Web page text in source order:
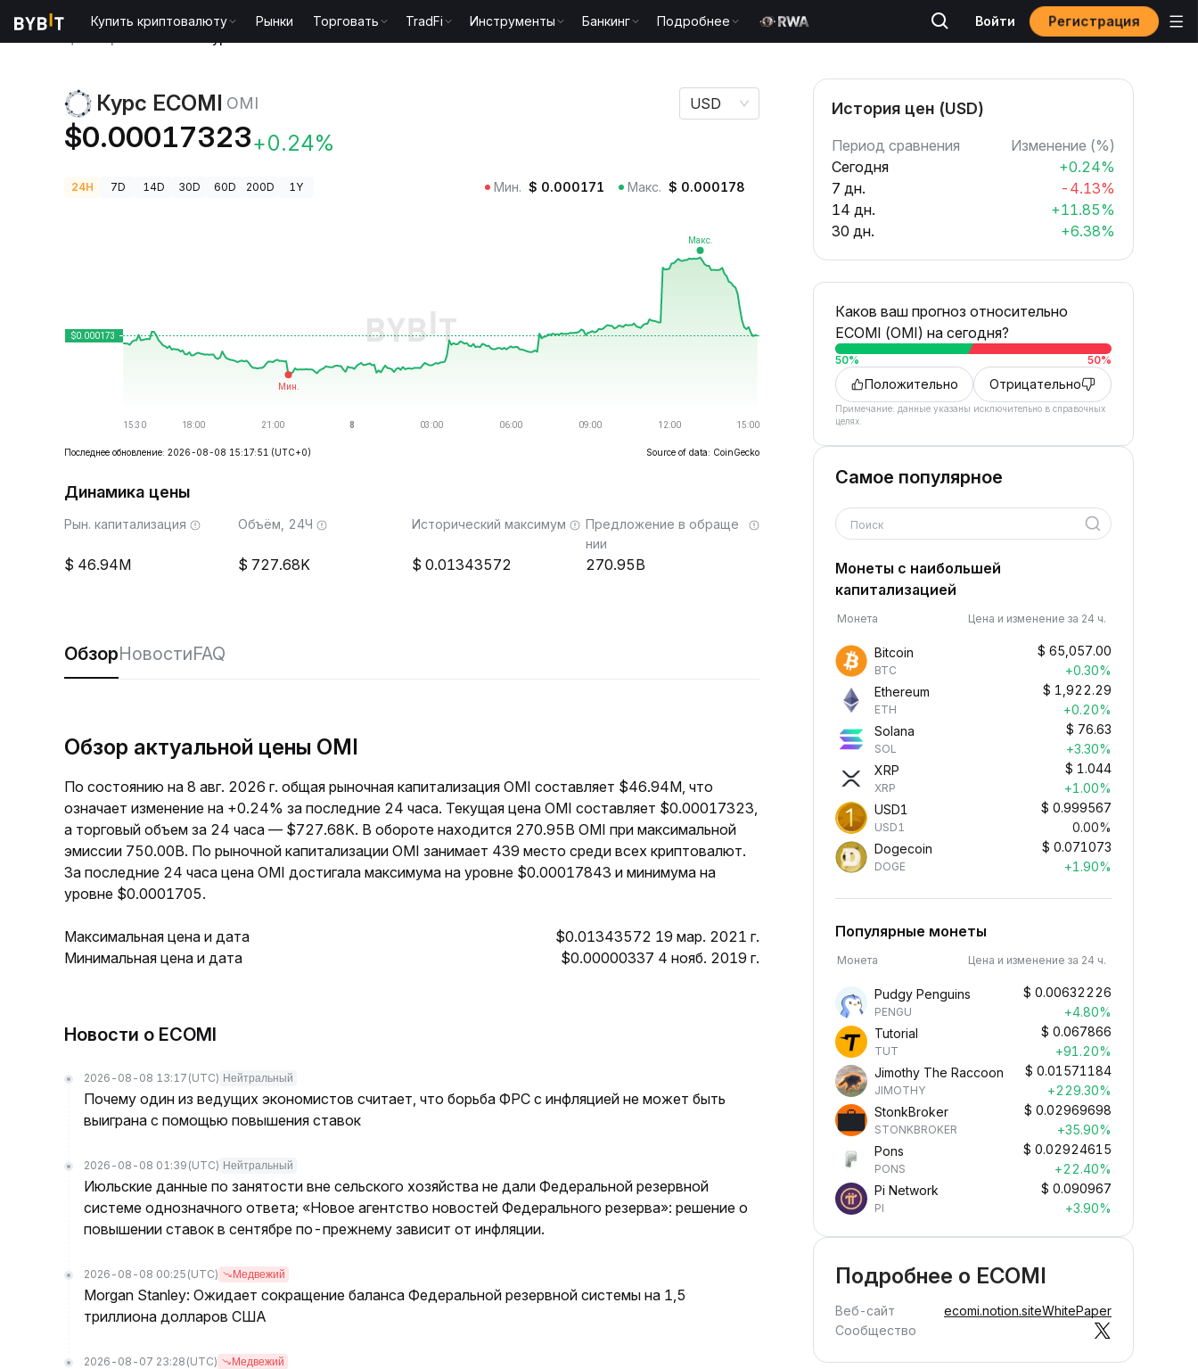
Купить криптовалюту Рынки Торговать TradFi Инструменты Банкинг Подробнее Войти Регистрация
Курс ECOMI OMI
$0.00017323+0.24%
USD
24H 7D 14D 30D 60D 200D 1Y Мин. $ 0.000171 Макс. $ 0.000178
Последнее обновление: 2026-08-08 15:17:51 (UTC+0) Source of data: CoinGecko
Динамика цены
Рын. капитализация
46.94M
Объём, 24Ч
727.68K
Исторический максимум
0.01343572
Предложение в обраще
нии
270.95B
ОбзорНовостиFAQ
Обзор актуальной цены OMI
По состоянию на 8 авг. 2026 г. общая рыночная капитализация OMI составляет $46.94M, что
означает изменение на +0.24% за последние 24 часа. Текущая цена OMI составляет $0.00017323,
а торговый объем за 24 часа — $727.68K. В обороте находится 270.95B OMI при максимальной
эмиссии 750.00B. По рыночной капитализации OMI занимает 439 место среди всех криптовалют.
За последние 24 часа цена OMI достигала максимума на уровне $0.00017843 и минимума на
уровне $0.0001705.
Максимальная цена и дата
$0.01343572 19 мар. 2021 г.
Минимальная цена и дата
$0.00000337 4 нояб. 2019 г.
Новости о ECOMI
2026-08-08 13:17 (UTC) Нейтральный
Почему один из ведущих экономистов считает, что борьба ФРС с инфляцией не может быть
выиграна с помощью повышения ставок
2026-08-08 01:39 (UTC) Нейтральный
Июльские данные по занятости вне сельского хозяйства не дали Федеральной резервной
системе однозначного ответа; «Новое агентство новостей Федерального резерва»: решение о
повышении ставок в сентябре по-прежнему зависит от инфляции.
2026-08-08 00:25 (UTC) Медвежий
Morgan Stanley: Ожидает сокращение баланса Федеральной резервной системы на 1,5
триллиона долларов США
2026-08-07 23:28 (UTC) Медвежий
История цен (USD)
Период сравнения
Изменение (%)
Сегодня
+0.24%
7 дн.
-4.13%
14 дн.
+11.85%
30 дн.
+6.38%
Каков ваш прогноз относительно
ECOMI (OMI) на сегодня?
50% 50%
Положительно Отрицательно
Примечание: данные указаны исключительно в справочных
целях.
Самое популярное
Поиск
Монеты с наибольшей
капитализацией
Монета Цена и изменение за 24 ч.
Bitcoin
BTC
$ 65,057.00
+0.30%
Ethereum
ETH
$ 1,922.29
+0.20%
Solana
SOL
$ 76.63
+3.30%
XRP
XRP
$ 1.044
+1.00%
USD1
USD1
$ 0.999567
0.00%
Dogecoin
DOGE
$ 0.071073
+1.90%
Популярные монеты
Монета Цена и изменение за 24 ч.
Pudgy Penguins
PENGU
$ 0.00632226
+4.80%
Tutorial
TUT
$ 0.067866
+91.20%
Jimothy The Raccoon
JIMOTHY
$ 0.01571184
+229.30%
StonkBroker
STONKBROKER
$ 0.02969698
+35.90%
Pons
PONS
$ 0.02924615
+22.40%
Pi Network
PI
$ 0.090967
+3.90%
Подробнее о ECOMI
Веб-сайт ecomi.notion.siteWhitePaper
Сообщество